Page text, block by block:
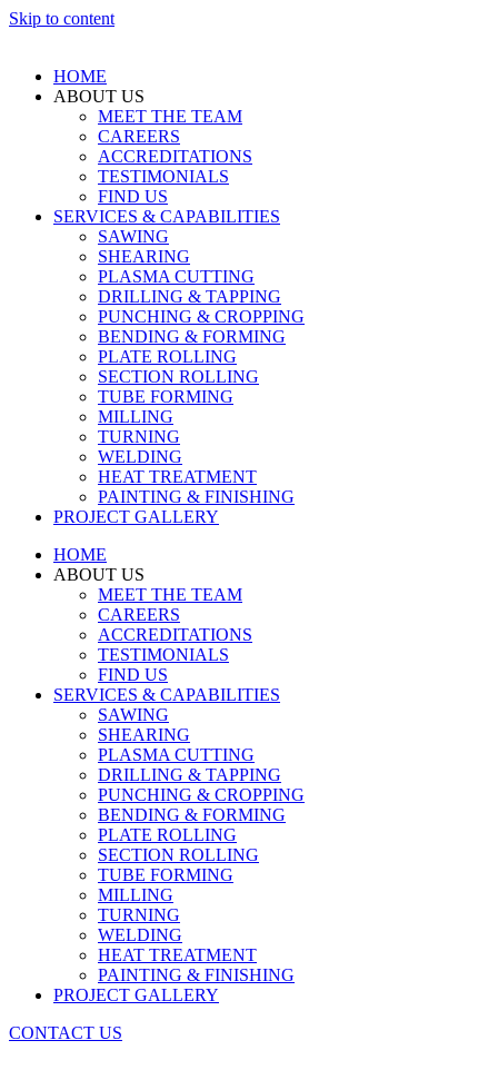
Skip to content
HOME
ABOUT US
MEET THE TEAM
CAREERS
ACCREDITATIONS
TESTIMONIALS
FIND US
SERVICES & CAPABILITIES
SAWING
SHEARING
PLASMA CUTTING
DRILLING & TAPPING
PUNCHING & CROPPING
BENDING & FORMING
PLATE ROLLING
SECTION ROLLING
TUBE FORMING
MILLING
TURNING
WELDING
HEAT TREATMENT
PAINTING & FINISHING
PROJECT GALLERY
HOME
ABOUT US
MEET THE TEAM
CAREERS
ACCREDITATIONS
TESTIMONIALS
FIND US
SERVICES & CAPABILITIES
SAWING
SHEARING
PLASMA CUTTING
DRILLING & TAPPING
PUNCHING & CROPPING
BENDING & FORMING
PLATE ROLLING
SECTION ROLLING
TUBE FORMING
MILLING
TURNING
WELDING
HEAT TREATMENT
PAINTING & FINISHING
PROJECT GALLERY
CONTACT US